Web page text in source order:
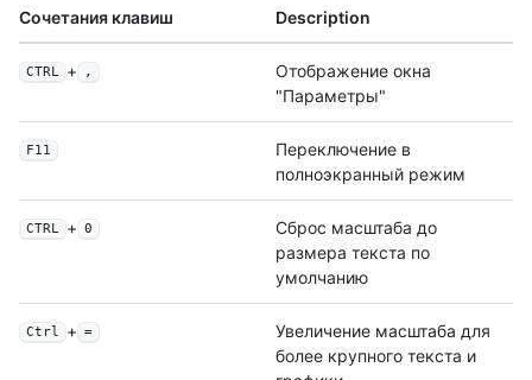
Сочетания клавиш Description
CTRL + ,
Отображение окна
"Параметры"
F11
Переключение в
полноэкранный режим
CTRL + 0
Сброс масштаба до
размера текста по
умолчанию
Ctrl + =
Увеличение масштаба для
более крупного текста и